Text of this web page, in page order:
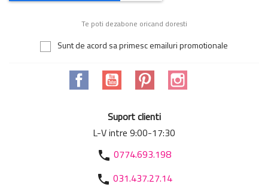
Te poti dezabone oricand doresti
Sunt de acord sa primesc emailuri promotionale
Facebook YouTube Pinterest
Suport clienti
L-V intre 9:00-17:30
phone 0774.693.198
phone 031.437.27.14